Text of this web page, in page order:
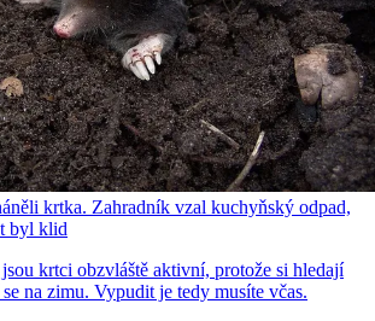
krtka. Zahradník vzal kuchyňský odpad,
byl klid
krtci obzvláště aktivní, protože si hledají
na zimu. Vypudit je tedy musíte včas.